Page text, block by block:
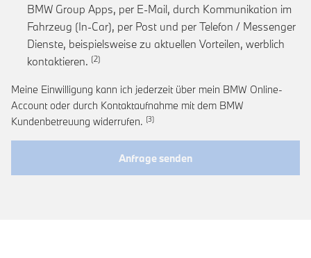
BMW Group Apps, per E-Mail, durch Kommunikation im
Fahrzeug (In-Car), per Post und per Telefon / Messenger
Dienste, beispielsweise zu aktuellen Vorteilen, werblich
kontaktieren. Link zur Fußnote: Einwilligung zur
Meine Einwilligung kann ich jederzeit über mein BMW Online-
Account oder durch Kontaktaufnahme mit dem BMW
Kundenbetreuung widerrufen. Link zur Fußnote: Widerruf der
Anfrage senden